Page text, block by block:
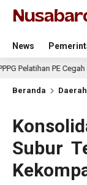
News
PE Cegah
Beranda Daerah
Subur